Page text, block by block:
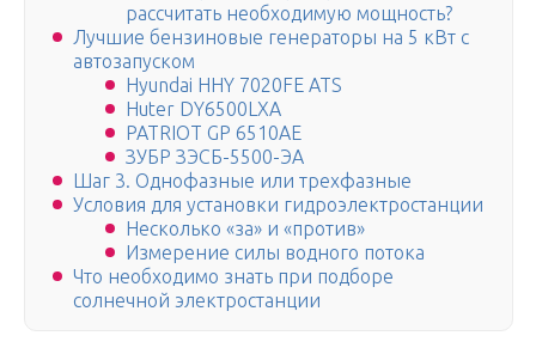
рассчитать необходимую мощность?
Лучшие бензиновые генераторы на 5 кВт с
автозапуском
Hyundai HHY 7020FE ATS
Huter DY6500LXA
PATRIOT GP 6510AE
ЗУБР ЗЭСБ-5500-ЭА
Шаг 3. Однофазные или трехфазные
Условия для установки гидроэлектростанции
Несколько «за» и «против»
Измерение силы водного потока
Что необходимо знать при подборе
солнечной электростанции